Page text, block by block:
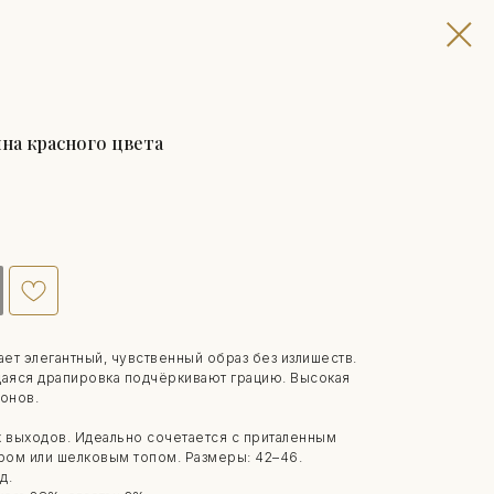
красного цвета
элегантный, чувственный образ без излишеств.
драпировка подчёркивают грацию. Высокая
Идеально сочетается с приталенным
или шелковым топом. Размеры: 42–46.